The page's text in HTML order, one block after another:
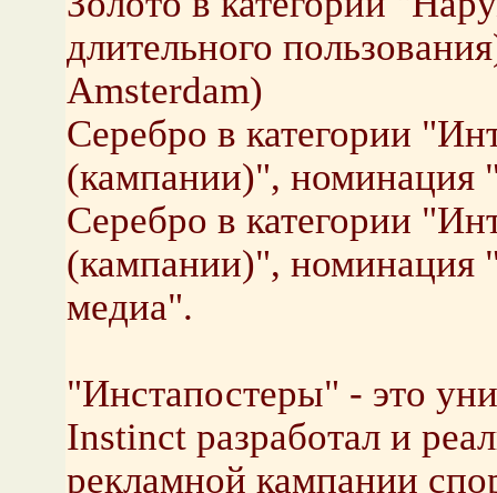
длительного
Amsterdam)
Серебро в категории
(кампании)", номинация
Серебро в категории
(кампании)", номинация
медиа".
"Инстапостеры" - это
Instinct разработал и
рекламной кампании